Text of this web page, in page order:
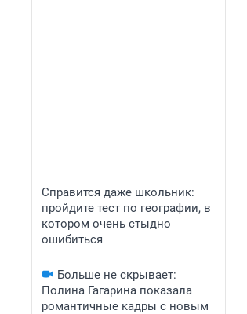
Справится даже школьник:
пройдите тест по географии, в
котором очень стыдно
ошибиться
Больше не скрывает:
Полина Гагарина показала
романтичные кадры с новым